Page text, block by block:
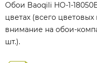
Обои Baoqili HO-1-
цветах (всего
внимание на обои-
шт.).